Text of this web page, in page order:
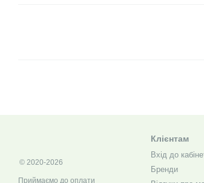
© 2020-2026
Приймаємо до оплати
Клієнтам
Вхід до
Бренди